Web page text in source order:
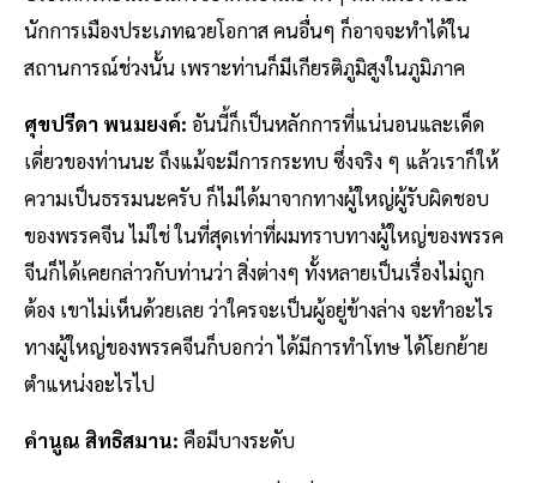
นักการเมืองประเภทฉวยโอกาส คนอื่นๆ ก็อาจจะทำได้ใน
สถานการณ์ช่วงนั้น เพราะท่านก็มีเกียรติภูมิสูงในภูมิภาค
ศุขปรีดา พนมยงค์: อันนี้ก็เป็นหลักการที่แน่นอนและเด็ด
เดี่ยวของท่านนะ ถึงแม้จะมีการกระทบ ซึ่งจริง ๆ แล้วเราก็ให้
ความเป็นธรรมนะครับ ก็ไม่ได้มาจากทางผู้ใหญ่ผู้รับผิดชอบ
ของพรรคจีน ไม่ใช่ ในที่สุดเท่าที่ผมทราบทางผู้ใหญ่ของพรรค
จีนก็ได้เคยกล่าวกับท่านว่า สิ่งต่างๆ ทั้งหลายเป็นเรื่องไม่ถูก
ต้อง เขาไม่เห็นด้วยเลย ว่าใครจะเป็นผู้อยู่ข้างล่าง จะทำอะไร
ทางผู้ใหญ่ของพรรคจีนก็บอกว่า ได้มีการทำโทษ ได้โยกย้าย
ตำแหน่งอะไรไป
คำนูณ สิทธิสมาน: คือมีบางระดับ